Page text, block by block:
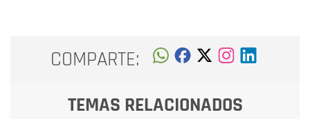
COMPARTE:
TEMAS RELACIONADOS